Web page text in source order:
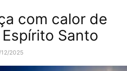
com calor de
Santo
12/2025